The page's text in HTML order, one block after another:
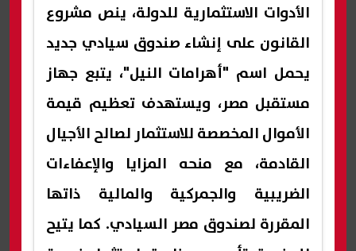
الأدوات الاستثمارية للدولة، ينص مشروع
القانون على إنشاء صندوق سيادي جديد
يحمل اسم "أهرامات النيل"، يتبع جهاز
مستقبل مصر، ويستهدف تعظيم قيمة
الأموال المخصصة للاستثمار لصالح الأجيال
القادمة، مع منحه المزايا والإعفاءات
الضريبية والجمركية والمالية ذاتها
المقررة لصندوق مصر السيادي. كما يتيح